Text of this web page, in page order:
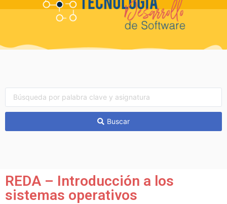
Buscar
REDA – Introducción a los
sistemas operativos